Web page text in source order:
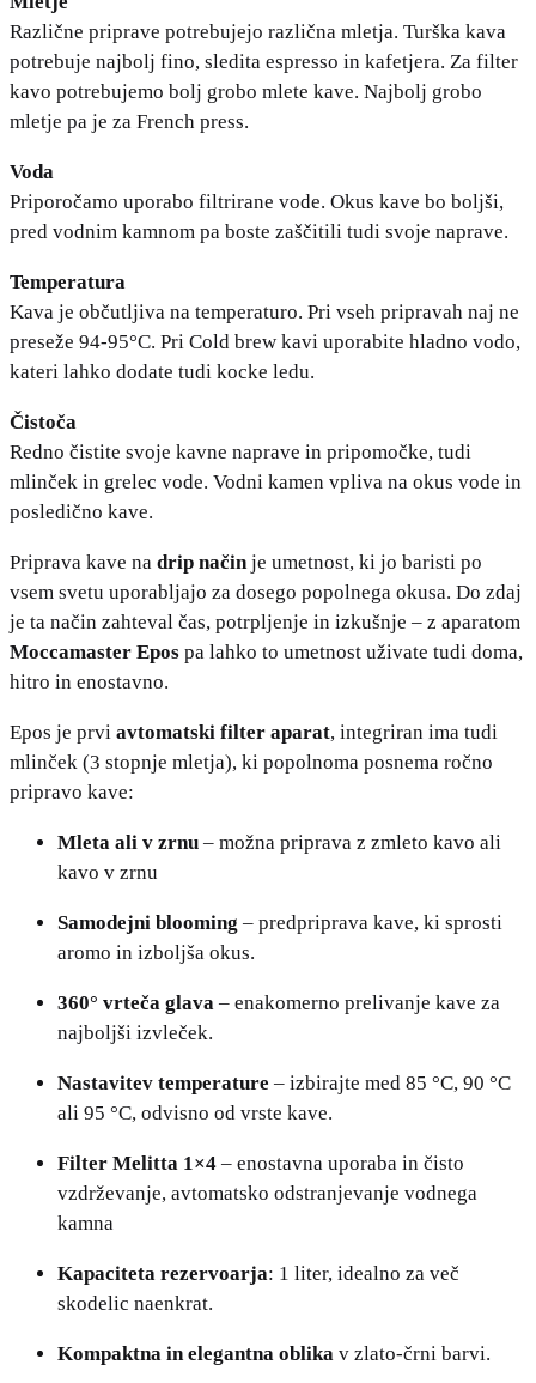
Različne priprave potrebujejo različna mletja. Turška kava
potrebuje najbolj fino, sledita espresso in kafetjera. Za filter
kavo potrebujemo bolj grobo mlete kave. Najbolj grobo
mletje pa je za French press.
Voda
Priporočamo uporabo filtrirane vode. Okus kave bo boljši,
pred vodnim kamnom pa boste zaščitili tudi svoje naprave.
Temperatura
Kava je občutljiva na temperaturo. Pri vseh pripravah naj ne
preseže 94-95°C. Pri Cold brew kavi uporabite hladno vodo,
kateri lahko dodate tudi kocke ledu.
Čistoča
Redno čistite svoje kavne naprave in pripomočke, tudi
mlinček in grelec vode. Vodni kamen vpliva na okus vode in
posledično kave.
Priprava kave na drip način je umetnost, ki jo baristi po
vsem svetu uporabljajo za dosego popolnega okusa. Do zdaj
je ta način zahteval čas, potrpljenje in izkušnje – z aparatom
Moccamaster Epos pa lahko to umetnost uživate tudi doma,
hitro in enostavno.
Epos je prvi avtomatski filter aparat, integriran ima tudi
mlinček (3 stopnje mletja), ki popolnoma posnema ročno
pripravo kave:
Mleta ali v zrnu – možna priprava z zmleto kavo ali
kavo v zrnu
Samodejni blooming – predpriprava kave, ki sprosti
aromo in izboljša okus.
360° vrteča glava – enakomerno prelivanje kave za
najboljši izvleček.
Nastavitev temperature – izbirajte med 85 °C, 90 °C
ali 95 °C, odvisno od vrste kave.
Filter Melitta 1×4 – enostavna uporaba in čisto
vzdrževanje, avtomatsko odstranjevanje vodnega
kamna
Kapaciteta rezervoarja: 1 liter, idealno za več
skodelic naenkrat.
Kompaktna in elegantna oblika v zlato-črni barvi.